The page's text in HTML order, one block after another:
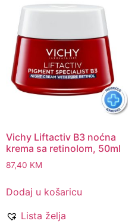
Vichy Liftactiv B3 noćna
krema sa retinolom, 50ml
87,40 KM
Dodaj u košaricu
Lista želja